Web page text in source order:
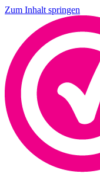
Zum Inhalt springen